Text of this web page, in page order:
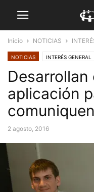
Inicio NOTICIAS
NOTICIAS INTERÉS GENERAL
Desarrollan
aplicación
2 agosto, 2016